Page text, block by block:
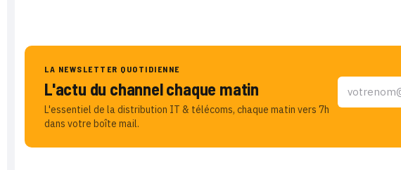
LA NEWSLETTER QUOTIDIENNE
L'actu du channel chaque matin
L'essentiel de la distribution IT & télécoms, chaque matin vers 7h
dans votre boîte mail.